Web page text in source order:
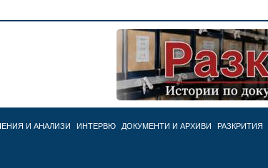
И АНАЛИЗИ ИНТЕРВЮ ДОКУМЕНТИ И АРХИВИ РАЗКРИТИЯ